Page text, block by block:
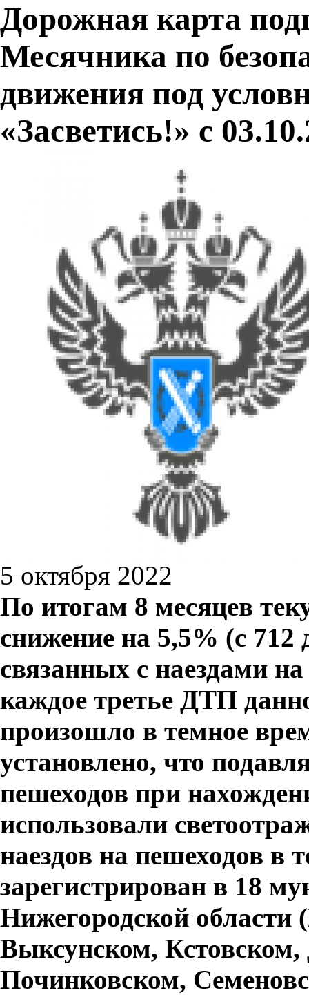
Дорожная карта
Месячника по
движения под
«Засветись!» с
5 октября 2022
По итогам 8 месяцев
снижение на 5,5% (с
связанных с наездами
каждое третье ДТП
произошло в темное
установлено, что
пешеходов при
использовали
наездов на пешеходов в
зарегистрирован в 18
Нижегородской
Выксунском,
Починковском,